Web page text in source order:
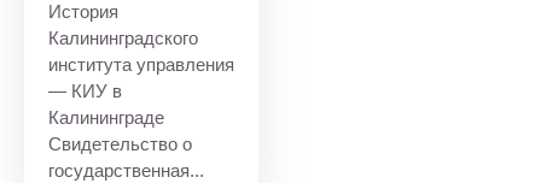
История
Калининградского
института управления
— КИУ в
Калининграде
Свидетельство о
государственная...